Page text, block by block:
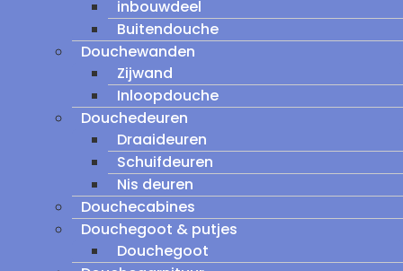
inbouwdeel
Buitendouche
Douchewanden
Zijwand
Inloopdouche
Douchedeuren
Draaideuren
Schuifdeuren
Nis deuren
Douchecabines
Douchegoot & putjes
Douchegoot